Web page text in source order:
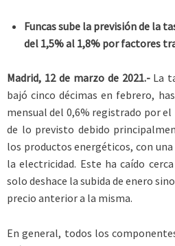
Funcas sube la previsión de la
del 1,5% al 1,8% por factores
Madrid, 12 de marzo de 2021.-La
bajó cinco décimas en febrero,
mensual del 0,6% registrado por el
de lo previsto debido
los productos energéticos, con
la electricidad. Este ha caído
solo deshace la subida de enero
precio anterior a la misma.
En general, todos los